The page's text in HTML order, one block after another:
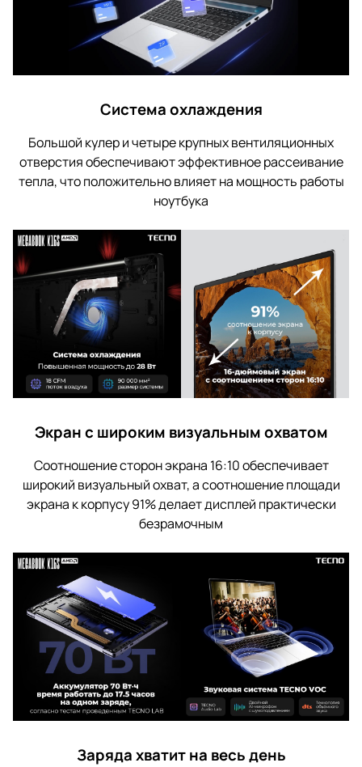
Система охлаждения
Большой кулер и четыре крупных вентиляционных
отверстия обеспечивают эффективное рассеивание
тепла, что положительно влияет на мощность работы
ноутбука
Экран с широким визуальным охватом
Соотношение сторон экрана 16:10 обеспечивает
широкий визуальный охват, а соотношение площади
экрана к корпусу 91% делает дисплей практически
безрамочным
Заряда хватит на весь день